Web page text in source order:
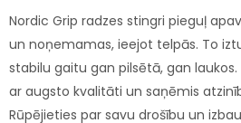
Nordic Grip radzes stingri pieguļ
un noņemamas, ieejot telpās. To
stabilu gaitu gan pilsētā, gan
ar augsto kvalitāti un saņēmis
Rūpējieties par savu drošību un